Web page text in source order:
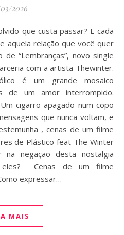
2026
aquela relação que você quer
“Lembranças”, novo single
com a artista Thewinter.
é um grande mosaico
de um amor interrompido.
cigarro apagado num copo
que nunca voltam, e
, cenas de um filme
de Plástico feat The Winter
na negação desta nostalgia
eles? Cenas de um filme
expressar…
MAIS